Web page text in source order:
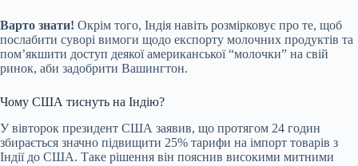
Варто знати! Окрім того, Індія навіть розмірковує про те, щоб
послабити суворі вимоги щодо експорту молочних продуктів та
пом’якшити доступ деякої американської “молочки” на свій
ринок, аби задобрити Вашингтон.
Чому США тиснуть на Індію?
У вівторок президент США заявив, що протягом 24 годин
збирається значно підвищити 25% тарифи на імпорт товарів з
Індії до США. Таке рішення він пояснив високими митними